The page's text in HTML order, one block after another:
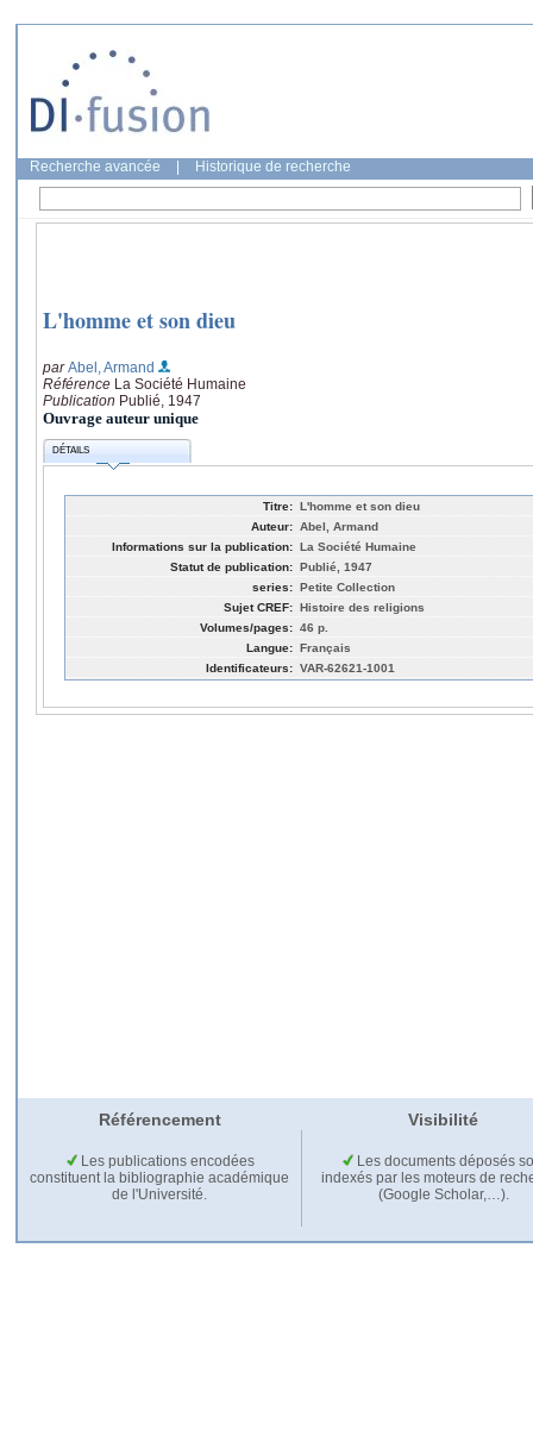
Recherche avancée Historique de recherche
L'homme et son dieu
parAbel, Armand
Référence La Société Humaine
Publication Publié, 1947
Ouvrage auteur unique
DÉTAILS
Titre: L'homme et son dieu
Auteur: Abel, Armand
Informations sur la publication: La Société Humaine
Statut de publication: Publié, 1947
series: Petite Collection
Sujet CREF: Histoire des religions
Volumes/pages: 46 p.
Langue: Français
Identificateurs: VAR-62621-1001
Référencement Visibilité
Les publications encodées
constituent la bibliographie académique
de l'Université.
Les documents déposés
indexés par les moteurs de
(Google Scholar,…).